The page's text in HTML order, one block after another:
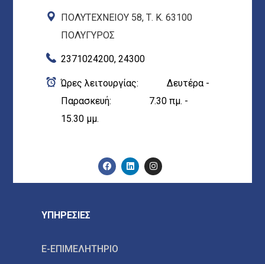
ΠΟΛΥΤΕΧΝΕΙΟΥ 58, Τ. Κ. 63100
ΠΟΛΥΓΥΡΟΣ
2371024200, 24300
Ώρες λειτουργίας: Δευτέρα -
Παρασκευή: 7.30 πμ. -
15.30 μμ.
ΥΠΗΡΕΣΙΕΣ
E-ΕΠΙΜΕΛΗΤΗΡΙΟ